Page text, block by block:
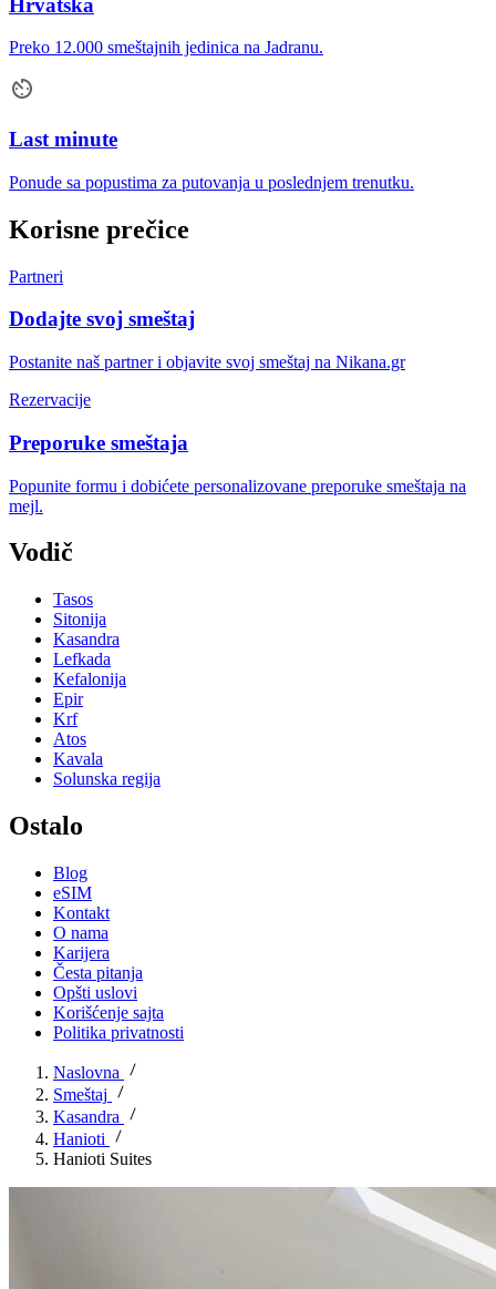
Hrvatska
Preko 12.000 smeštajnih jedinica na Jadranu.
Last minute
Ponude sa popustima za putovanja u poslednjem trenutku.
Korisne prečice
Partneri
Dodajte svoj smeštaj
Postanite naš partner i objavite svoj smeštaj na Nikana.gr
Rezervacije
Preporuke smeštaja
Popunite formu i dobićete personalizovane preporuke smeštaja na
mejl.
Vodič
Tasos
Sitonija
Kasandra
Lefkada
Kefalonija
Epir
Krf
Atos
Kavala
Solunska regija
Ostalo
Blog
eSIM
Kontakt
O nama
Karijera
Česta pitanja
Opšti uslovi
Korišćenje sajta
Politika privatnosti
Naslovna
Smeštaj
Kasandra
Hanioti
Hanioti Suites